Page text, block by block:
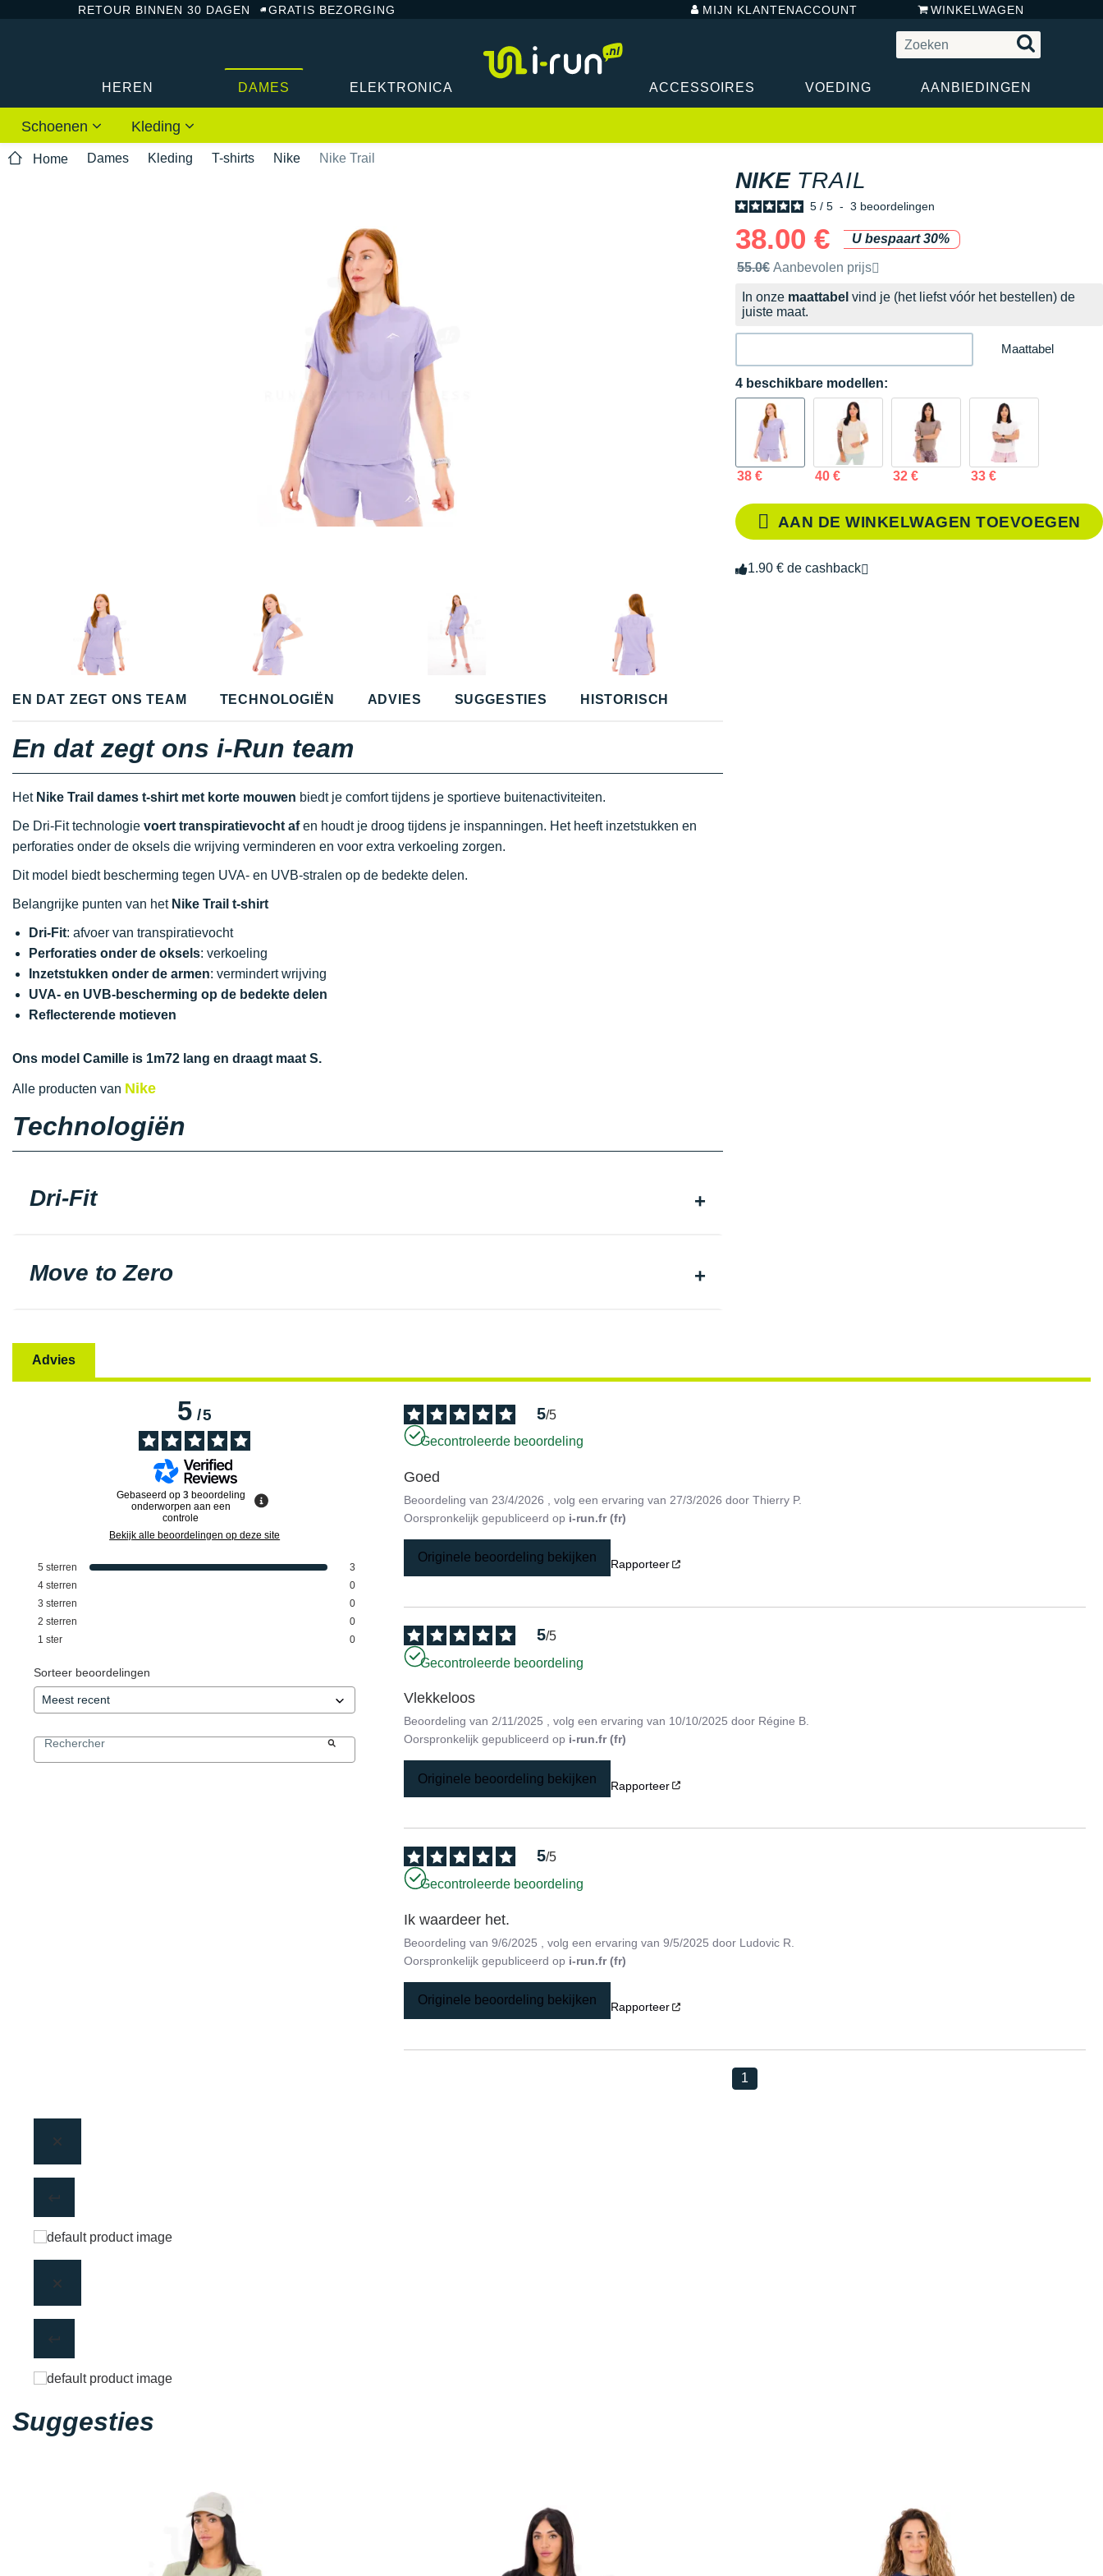
RETOUR BINNEN 30 DAGEN GRATIS BEZORGING MIJN KLANTENACCOUNT WINKELWAGEN
HEREN DAMES ELEKTRONICA ACCESSOIRES VOEDING AANBIEDINGEN
Schoenen Kleding
Home Dames Kleding T-shirts Nike Nike Trail
NIKE TRAIL
5 / 5 - 3 beoordelingen
38.00 €
U bespaart 30%
Door het merk aanbevolen verkoopprijs
55.0€ Aanbevolen prijs
In onze maattabel vind je (het liefst vóór het bestellen) de
juiste maat.
Maattabel
4 beschikbare modellen:
38 € 40 € 32 € 33 €
AAN DE WINKELWAGEN TOEVOEGEN
1.90 € de cashback
EN DAT ZEGT ONS TEAM TECHNOLOGIËN ADVIES SUGGESTIES HISTORISCH
En dat zegt ons i-Run team
Het Nike Trail dames t-shirt met korte mouwen biedt je comfort tijdens je sportieve buitenactiviteiten.
De Dri-Fit technologie voert transpiratievocht afen houdt je droog tijdens je inspanningen. Het heeft inzetstukken en
perforaties onder de oksels die wrijving verminderen en voor extra verkoeling zorgen.
Dit model biedt bescherming tegen UVA- en UVB-stralen op de bedekte delen.
Belangrijke punten van het Nike Trail t-shirt
Dri-Fit: afvoer van transpiratievocht
Perforaties onder de oksels: verkoeling
Inzetstukken onder de armen: vermindert wrijving
UVA- en UVB-bescherming op de bedekte delen
Reflecterende motieven
Ons model Camille is 1m72 lang en draagt maat S.
Alle producten van Nike
Technologiën
Dri-Fit
Move to Zero
Advies
5/5
Gebaseerd op 3 beoordeling
onderworpen aan een
controle
Bekijk alle beoordelingen op deze site
5 sterren
3
4 sterren
0
3 sterren
0
2 sterren
0
1 ster 0
Sorteer beoordelingen
5/5
Gecontroleerde beoordeling
Goed
Beoordeling van 23/4/2026 , volg een ervaring van 27/3/2026 doorThierry P.
Oorspronkelijk gepubliceerd op i-run.fr (fr)
Originele beoordeling bekijken Rapporteer
5/5
Gecontroleerde beoordeling
Vlekkeloos
Beoordeling van 2/11/2025 , volg een ervaring van 10/10/2025 door Régine B.
Oorspronkelijk gepubliceerd op i-run.fr (fr)
Originele beoordeling bekijken Rapporteer
5/5
Gecontroleerde beoordeling
Ik waardeer het.
Beoordeling van9/6/2025 , volg een ervaring van9/5/2025 door Ludovic R.
Oorspronkelijk gepubliceerd op i-run.fr (fr)
Originele beoordeling bekijken Rapporteer
1
Suggesties